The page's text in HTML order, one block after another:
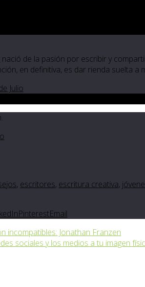
de la pasión por escribir y
en definitiva, es dar rienda suelta
Julio
, escritores, escritura creativa,
PinterestEmail
incompatibles: Jonathan Franzen
sociales y los medios a tu imagen